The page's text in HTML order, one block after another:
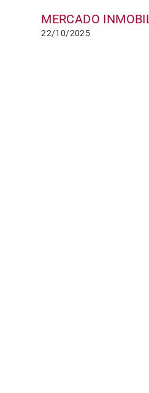
MERCADO
22/10/2025